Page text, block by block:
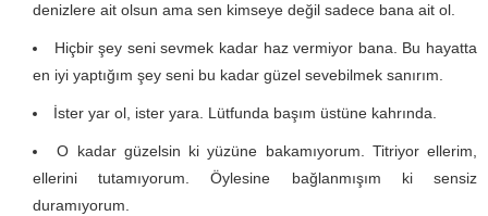
denizlere ait olsun ama sen kimseye değil sadece bana ait ol.
Hiçbir şey seni sevmek kadar haz vermiyor bana. Bu hayatta
en iyi yaptığım şey seni bu kadar güzel sevebilmek sanırım.
İster yar ol, ister yara. Lütfunda başım üstüne kahrında.
O kadar güzelsin ki yüzüne bakamıyorum. Titriyor ellerim,
ellerini tutamıyorum. Öylesine bağlanmışım ki sensiz
duramıyorum.